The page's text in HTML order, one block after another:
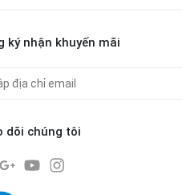
ký nhận khuyến mãi
dõi chúng tôi